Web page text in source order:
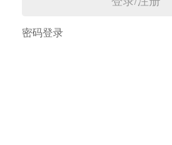
密码登录